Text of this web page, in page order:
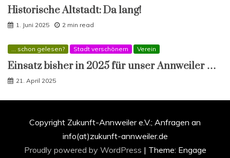
Historische Altstadt: Da lang!
1. Juni 2025 2 min read
... schon gelesen? Stadt verschönern Verein
Einsatz bisher in 2025 für unser Annweiler …
21. April 2025
Copyright Zukunft-Annweiler e.V.; Anfragen an
info(at)zukunft-annweiler.de
Proudly powered by WordPress | Theme: Engage